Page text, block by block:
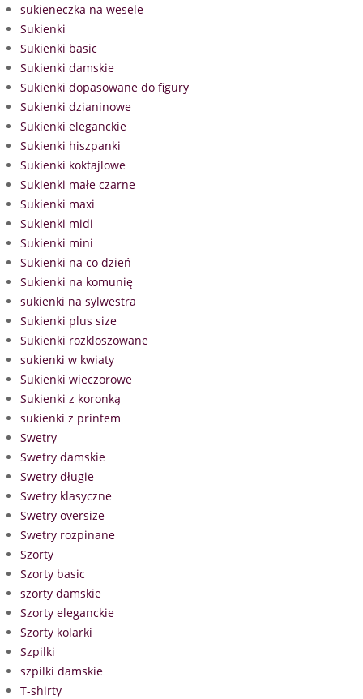
sukieneczka na wesele
Sukienki
Sukienki basic
Sukienki damskie
Sukienki dopasowane do figury
Sukienki dzianinowe
Sukienki eleganckie
Sukienki hiszpanki
Sukienki koktajlowe
Sukienki małe czarne
Sukienki maxi
Sukienki midi
Sukienki mini
Sukienki na co dzień
Sukienki na komunię
sukienki na sylwestra
Sukienki plus size
Sukienki rozkloszowane
sukienki w kwiaty
Sukienki wieczorowe
Sukienki z koronką
sukienki z printem
Swetry
Swetry damskie
Swetry długie
Swetry klasyczne
Swetry oversize
Swetry rozpinane
Szorty
Szorty basic
szorty damskie
Szorty eleganckie
Szorty kolarki
Szpilki
szpilki damskie
T-shirty